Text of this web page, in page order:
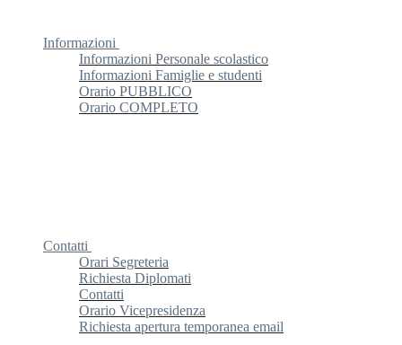
Informazioni
Informazioni Personale scolastico
Informazioni Famiglie e studenti
Orario PUBBLICO
Orario COMPLETO
Contatti
Orari Segreteria
Richiesta Diplomati
Contatti
Orario Vicepresidenza
Richiesta apertura temporanea email